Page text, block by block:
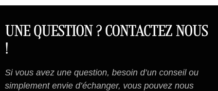
UNE QUESTION ? CONTACTEZ NOUS
!
Si vous avez une question, besoin d’un conseil ou
simplement envie d’échanger, vous pouvez nous